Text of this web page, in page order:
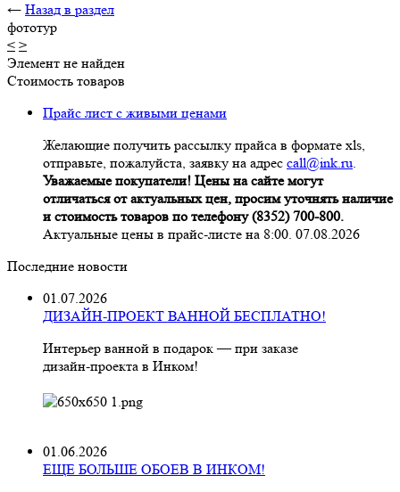
← Назад в раздел
фототур
< >
Элемент не найден
Стоимость товаров
Прайс лист с живыми ценами
Желающие получить рассылку прайса в формате xls,
отправьте, пожалуйста, заявку на адрес call@ink.ru.
Уважаемые покупатели! Цены на сайте могут
отличаться от актуальных цен, просим уточнять наличие
и стоимость товаров по телефону (8352) 700-800.
Актуальные цены в прайс-листе на 8:00. 07.08.2026
Последние новости
01.07.2026
ДИЗАЙН-ПРОЕКТ ВАННОЙ БЕСПЛАТНО!
Интерьер ванной в подарок — при заказе
дизайн‑проекта в Инком!
01.06.2026
ЕЩЕ БОЛЬШЕ ОБОЕВ В ИНКОМ!